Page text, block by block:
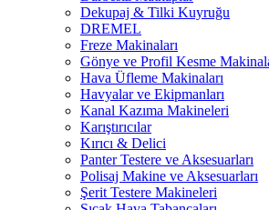
Dekupaj & Tilki Kuyruğu
DREMEL
Freze Makinaları
Gönye ve Profil Kesme
Hava Üfleme Makinaları
Havyalar ve Ekipmanları
Kanal Kazıma Makineleri
Karıştırıcılar
Kırıcı & Delici
Panter Testere ve Aksesuarları
Polisaj Makine ve Aksesuarları
Şerit Testere Makineleri